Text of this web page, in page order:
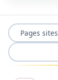
Pages sites